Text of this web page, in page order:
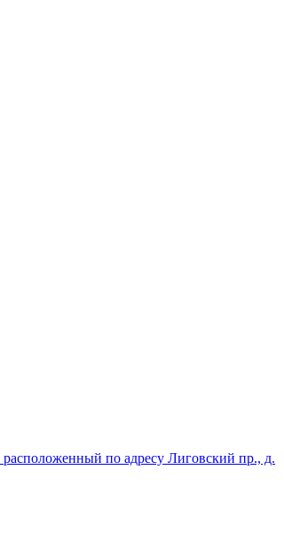
по адресу Лиговский пр., д.